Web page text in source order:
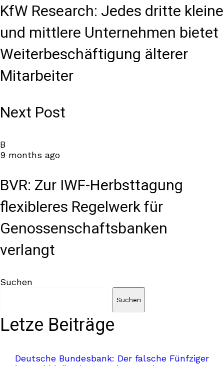
KfW Research: Jedes dritte kleine
und mittlere Unternehmen bietet
Weiterbeschäftigung älterer
Mitarbeiter
Next Post
B
9 months ago
BVR: Zur IWF-Herbsttagung
flexibleres Regelwerk für
Genossenschaftsbanken
verlangt
Suchen
Suchen
Letze Beiträge
Deutsche Bundesbank: Der falsche Fünfziger